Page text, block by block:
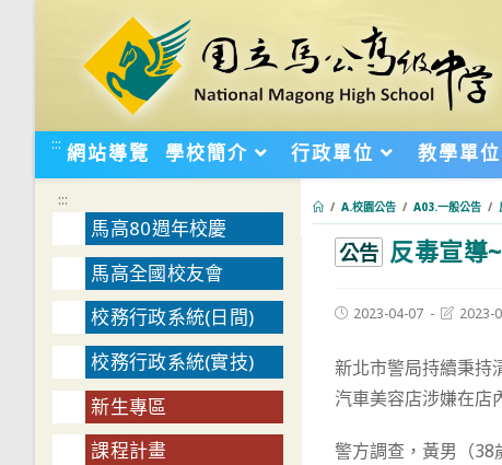
::: 網站導覽 學校簡介 行政單位 教學單位
/ A.校園公告 / A03.一般公告 /
公告 反毒宣導
Post2023-04-07
Post2023-
新北市警局持續秉持
汽車美容店涉嫌在店
警方調查，黃男（
:::
馬高80週年校慶
馬高全國校友會
校務行政系統(日間)
校務行政系統(實技)
新生專區
課程計畫